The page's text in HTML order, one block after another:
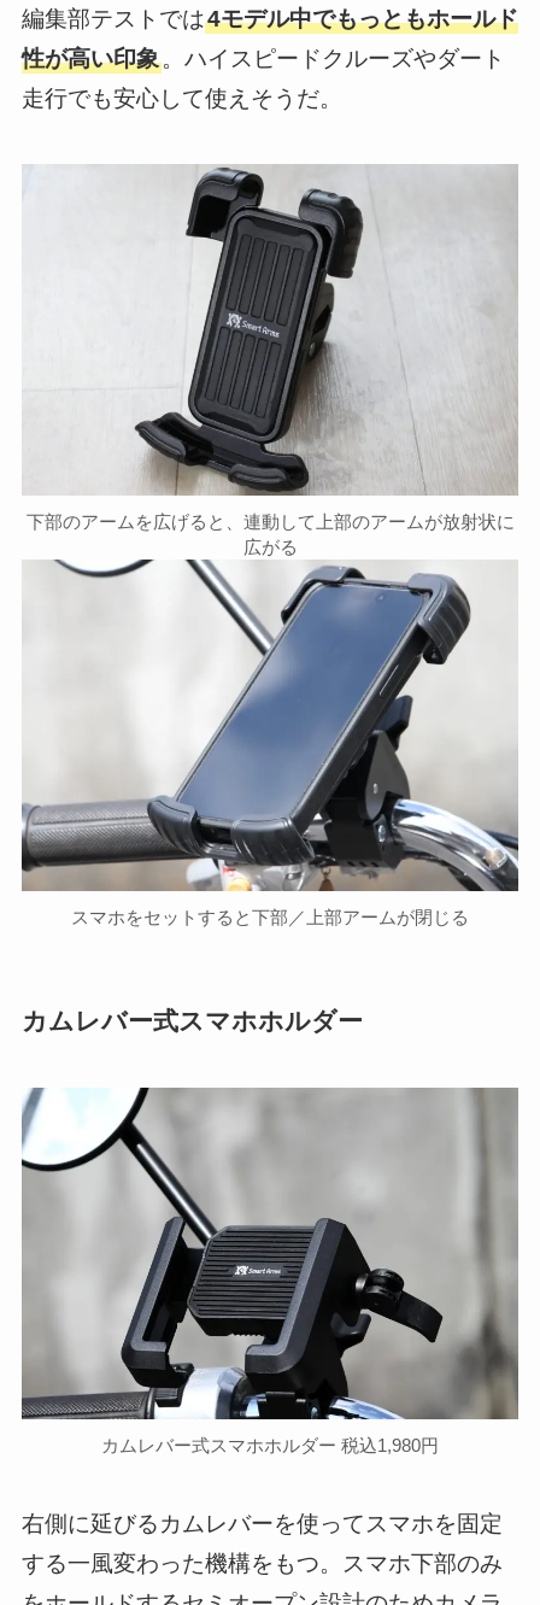
編集部テストでは4モデル中でもっともホールド
性が高い印象。ハイスピードクルーズやダート
走行でも安心して使えそうだ。
下部のアームを広げると、連動して上部のアームが放射状に
広がる
スマホをセットすると下部／上部アームが閉じる
カムレバー式スマホホルダー
カムレバー式スマホホルダー 税込1,980円
右側に延びるカムレバーを使ってスマホを固定
する一風変わった機構をもつ。スマホ下部のみ